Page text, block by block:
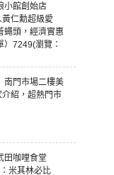
小館創始店
仁勳超級愛
蠅頭，經濟實惠
）7249(瀏覽：
南門市場二樓美
紹，超熱門市
田咖哩食堂
米其林必比